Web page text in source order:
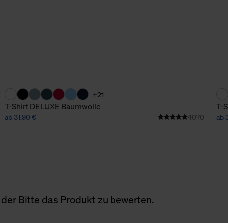
+21
T-Shirt DELUXE Baumwolle
ab 31,90 € 4070
T-
ab
Bitte das Produkt zu bewerten.